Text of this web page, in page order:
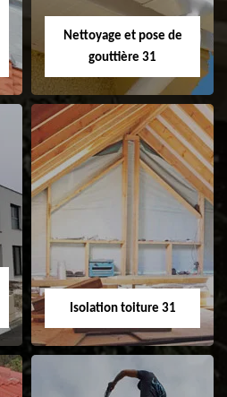
Nettoyage et pose de
gouttière 31
Nettoyage et pose
Isolation toiture 31